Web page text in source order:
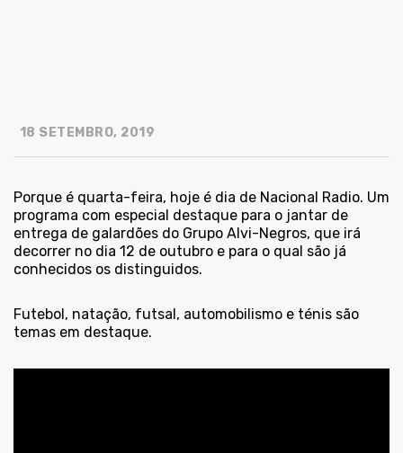
18 SETEMBRO, 2019
Porque é quarta-feira, hoje é dia de Nacional Radio. Um
programa com especial destaque para o jantar de
entrega de galardões do Grupo Alvi-Negros, que irá
decorrer no dia 12 de outubro e para o qual são já
conhecidos os distinguidos.
Futebol, natação, futsal, automobilismo e ténis são
temas em destaque.